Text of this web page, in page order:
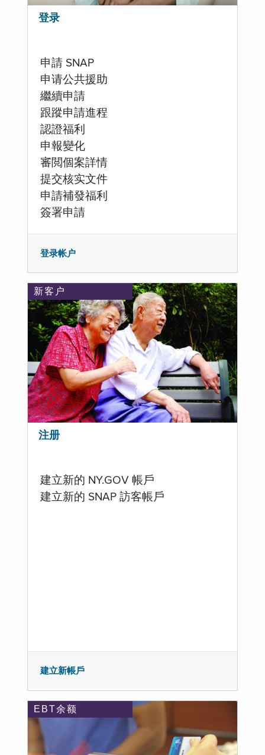
登录
申請 SNAP
申请公共援助
繼續申請
跟蹤申請進程
認證福利
申報變化
審閲個案詳情
提交核实文件
申請補發福利
簽署申請
登录帐户
新客户
注册
建立新的 NY.GOV 帳戶
建立新的 SNAP 訪客帳戶
建立新帳戶
EBT余额